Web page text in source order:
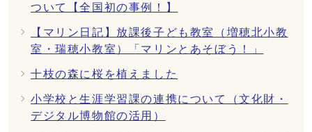
ついて【全国初の事例！】
【マリン日記】放課後子ども教室（増穂北小教
室・瑞穂小教室）「マリンとあそぼう！」
十枝の森に桜を植えました
小学校と生涯学習課の連携について（文化財・
デジタル博物館の活用）